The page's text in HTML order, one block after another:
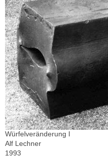
Würfelveränderung I
Alf Lechner
1993